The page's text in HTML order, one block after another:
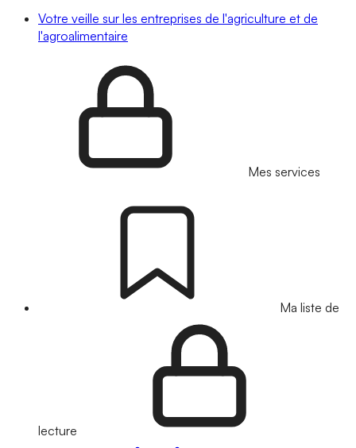
Votre veille sur les entreprises de l'agriculture et de
l'agroalimentaire
Mes services
Ma liste de
lecture